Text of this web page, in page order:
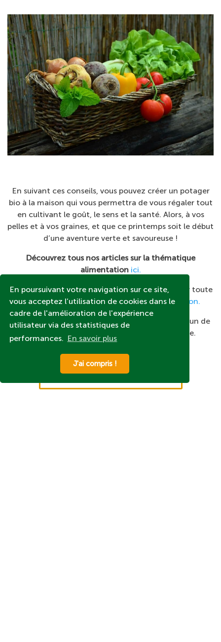
En poursuivant votre navigation sur ce site,
vous acceptez l’utilisation de cookies dans le
cadre de l'amélioration de l'expérience
utilisateur via des statistiques de
performances. En savoir plus
J'ai compris !
En suivant ces conseils, vous pouvez créer un potager
bio à la maison qui vous permettra de vous régaler tout
en cultivant le goût, le sens et la santé. Alors, à vos
pelles et à vos graines, et que ce printemps soit le début
d’une aventure verte et savoureuse !
Découvrez tous nos articles sur la thématique
alimentation ici.
Visitez notremagasin bio en lignepour découvrir toute
notre gamme defruits et légumes bio de saison.
Profitez aussi d’un rendez-vous bien-être
avec l’un de
nos conseillers dans votre magasin L’Eau Vive.
Prendre un RDV bien-être